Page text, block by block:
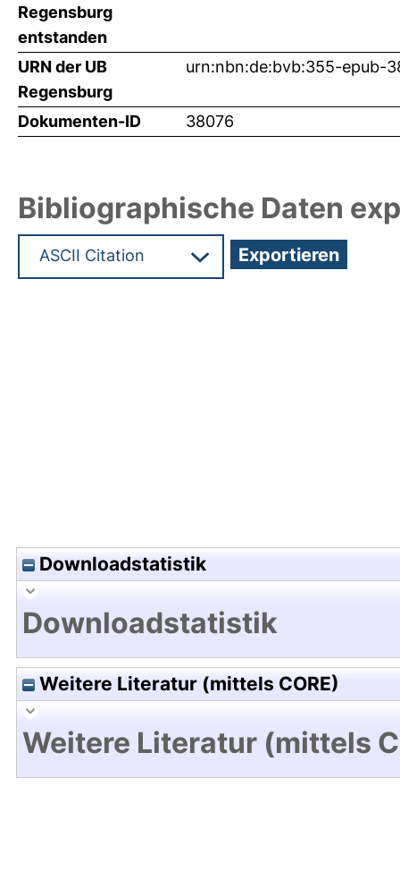
Regensburg
entstanden
URN der UB
Regensburg
urn:nbn:de:bvb:355-epub-
Dokumenten-ID 38076
Bibliographische Daten
Downloadstatistik
Downloadstatistik
Weitere Literatur (mittels CORE)
Weitere Literatur (mittels